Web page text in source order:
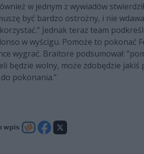
w jednym z wywiadów
być bardzo ostrożny, i nie
Jednak teraz team
w wyścigu. Pomoże to
wygrać. Braitore podsumował:
będzie wolny, może zdobędzie
pokonania.”
wpis